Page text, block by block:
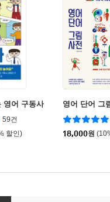
영어 구동사
59건
할인)
영어 단어 그
18,000원